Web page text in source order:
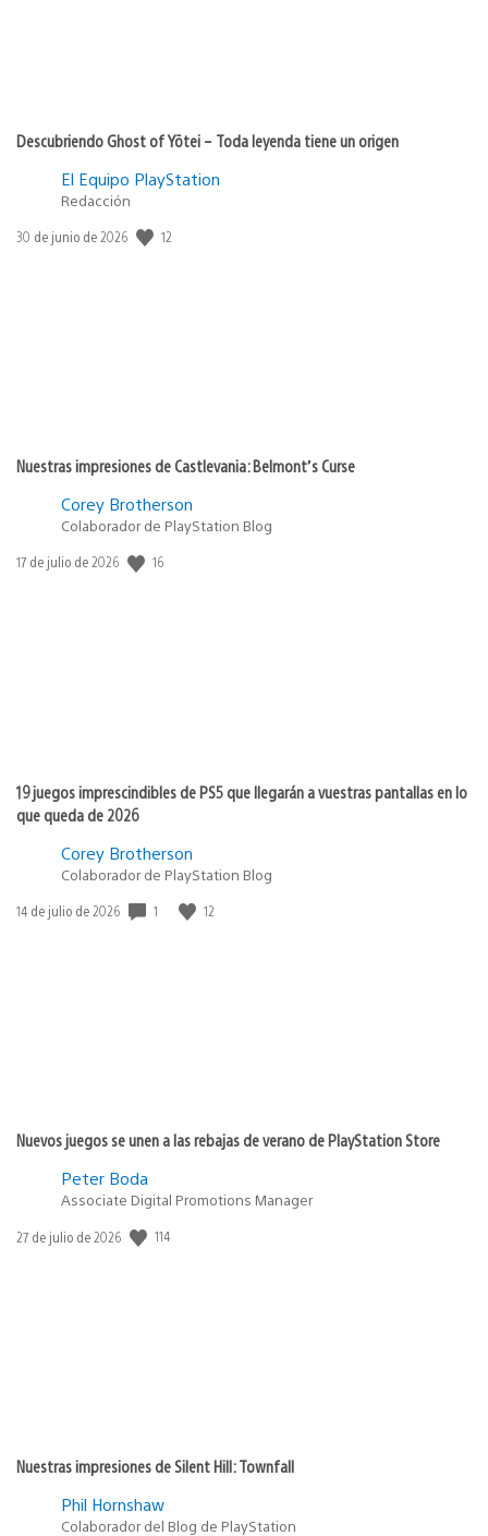
Descubriendo Ghost of Yōtei – Toda leyenda tiene un origen
El Equipo PlayStation
Redacción
Fecha
30 de junio de 2026 12
Nuestras impresiones de Castlevania: Belmont’s Curse
Corey Brotherson
Colaborador de PlayStation Blog
Fecha
17 de julio de 2026 16
19 juegos imprescindibles de PS5 que llegarán a vuestras pantallas en lo
que queda de 2026
Corey Brotherson
Colaborador de PlayStation Blog
Fecha
14 de julio de 2026 1 12
Nuevos juegos se unen a las rebajas de verano de PlayStation Store
Peter Boda
Associate Digital Promotions Manager
Fecha
27 de julio de 2026 114
Nuestras impresiones de Silent Hill: Townfall
Phil Hornshaw
Colaborador del Blog de PlayStation